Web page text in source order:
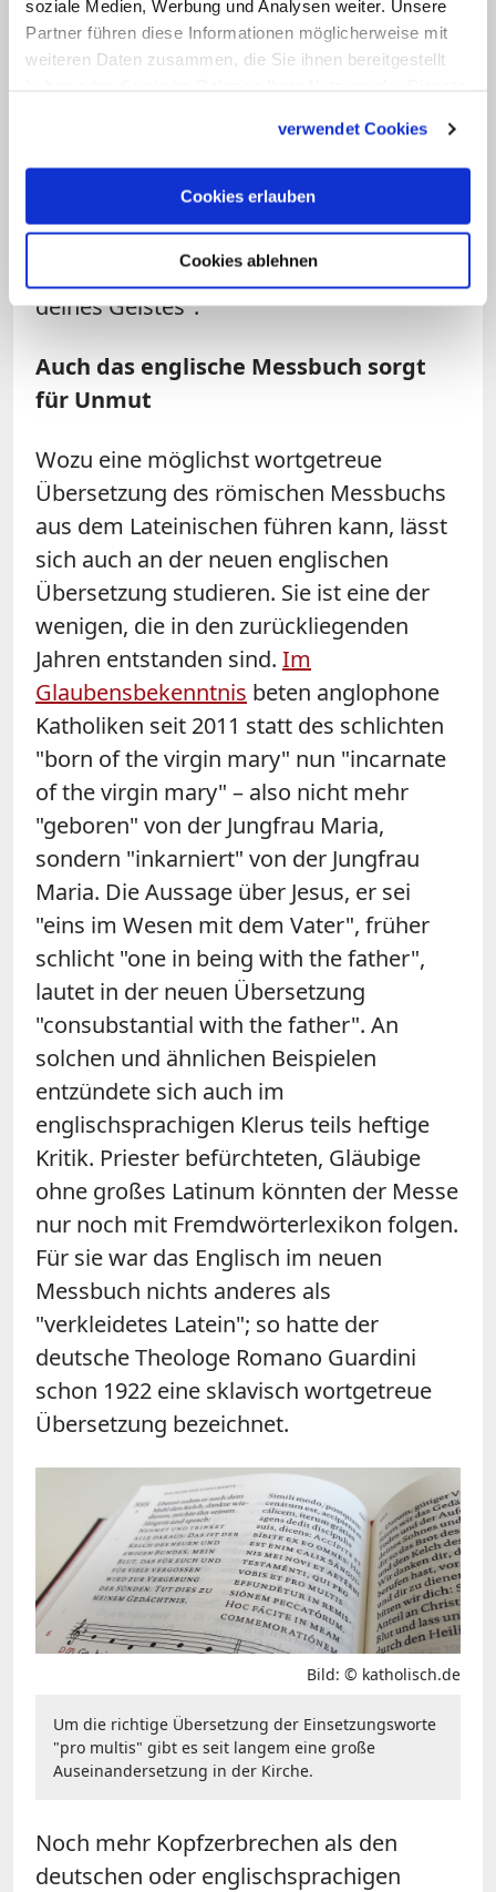
soziale Medien, Werbung und Analysen weiter. Unsere
Partner führen diese Informationen möglicherweise mit
weiteren Daten zusammen, die Sie ihnen bereitgestellt
verwendet Cookies
Cookies erlauben
Cookies ablehnen
lateinischen Messbuchs klingen könnte,
muss nicht erst selbst zum Kleinen
Stowasser greifen. In der theologischen
Anschauungsmaterial: Der Satz "Heilige
unsere Gaben durch deinen Geist" im
zweiten Hochgebet müsste wörtlich
übersetzt heißen: "Heilige also diese
Gaben, so bitten wir, durch den Tau
deines Geistes".
Auch das englische Messbuch sorgt
für Unmut
Wozu eine möglichst wortgetreue
Übersetzung des römischen Messbuchs
aus dem Lateinischen führen kann, lässt
sich auch an der neuen englischen
Übersetzung studieren. Sie ist eine der
wenigen, die in den zurückliegenden
Jahren entstanden sind. Im
Glaubensbekenntnis beten anglophone
Katholiken seit 2011 statt des schlichten
"born of the virgin mary" nun "incarnate
of the virgin mary" – also nicht mehr
"geboren" von der Jungfrau Maria,
sondern "inkarniert" von der Jungfrau
Maria. Die Aussage über Jesus, er sei
"eins im Wesen mit dem Vater", früher
schlicht "one in being with the father",
lautet in der neuen Übersetzung
"consubstantial with the father". An
solchen und ähnlichen Beispielen
entzündete sich auch im
englischsprachigen Klerus teils heftige
Kritik. Priester befürchteten, Gläubige
ohne großes Latinum könnten der Messe
nur noch mit Fremdwörterlexikon folgen.
Für sie war das Englisch im neuen
Messbuch nichts anderes als
"verkleidetes Latein"; so hatte der
deutsche Theologe Romano Guardini
schon 1922 eine sklavisch wortgetreue
Übersetzung bezeichnet.
Bild: © katholisch.de
Um die richtige Übersetzung der Einsetzungsworte
"pro multis" gibt es seit langem eine große
Auseinandersetzung in der Kirche.
Noch mehr Kopfzerbrechen als den
deutschen oder englischsprachigen